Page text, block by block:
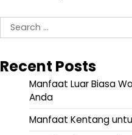
Search
for:
Recent Posts
Manfaat Luar Biasa
Anda
Manfaat Kentang